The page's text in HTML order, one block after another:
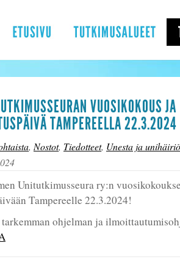
VUOSIKOKOUS JA
TAMPEREELLA 22.3.2024
, Nostot, Tiedotteet, Unesta ja
Unitutkimusseura ry:n
Tampereelle 22.3.2024!
ohjelman ja